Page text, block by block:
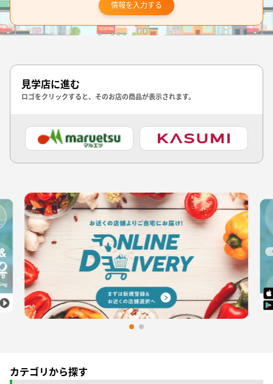
情報を入力する
見学店に進む
ロゴをクリックすると、そのお店の商品が表示されます。
カテゴリから探す